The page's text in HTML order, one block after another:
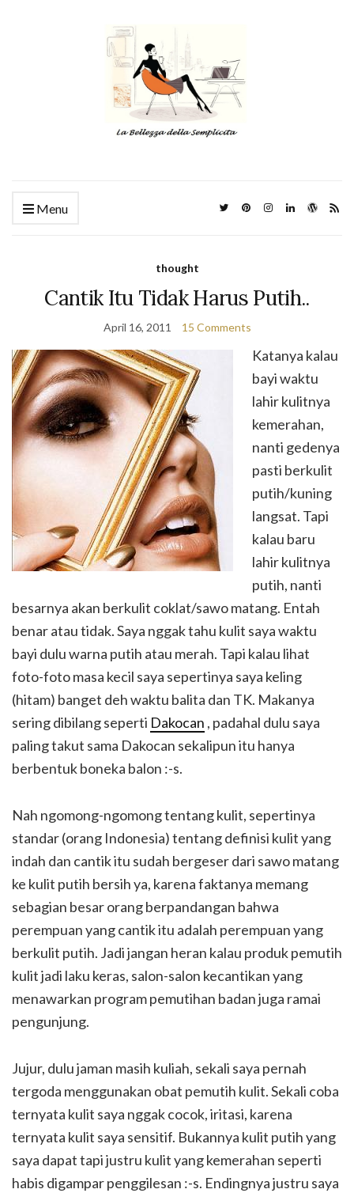
Menu
thought
Cantik Itu Tidak Harus Putih..
April 16, 2011 15 Comments
Katanya kalau
bayi waktu
lahir kulitnya
kemerahan,
nanti gedenya
pasti berkulit
putih/kuning
langsat. Tapi
kalau baru
lahir kulitnya
putih, nanti
besarnya akan berkulit coklat/sawo matang. Entah
benar atau tidak. Saya nggak tahu kulit saya waktu
bayi dulu warna putih atau merah. Tapi kalau lihat
foto-foto masa kecil saya sepertinya saya keling
(hitam) banget deh waktu balita dan TK. Makanya
sering dibilang seperti Dakocan , padahal dulu saya
paling takut sama Dakocan sekalipun itu hanya
berbentuk boneka balon :-s.
Nah ngomong-ngomong tentang kulit, sepertinya
standar (orang Indonesia) tentang definisi kulit yang
indah dan cantik itu sudah bergeser dari sawo matang
ke kulit putih bersih ya, karena faktanya memang
sebagian besar orang berpandangan bahwa
perempuan yang cantik itu adalah perempuan yang
berkulit putih. Jadi jangan heran kalau produk pemutih
kulit jadi laku keras, salon-salon kecantikan yang
menawarkan program pemutihan badan juga ramai
pengunjung.
Jujur, dulu jaman masih kuliah, sekali saya pernah
tergoda menggunakan obat pemutih kulit. Sekali coba
ternyata kulit saya nggak cocok, iritasi, karena
ternyata kulit saya sensitif. Bukannya kulit putih yang
saya dapat tapi justru kulit yang kemerahan seperti
habis digampar penggilesan :-s. Endingnya justru saya